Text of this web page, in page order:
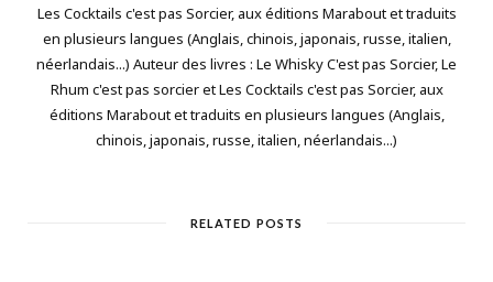
Les Cocktails c'est pas Sorcier, aux éditions Marabout et traduits
en plusieurs langues (Anglais, chinois, japonais, russe, italien,
néerlandais...) Auteur des livres : Le Whisky C'est pas Sorcier, Le
Rhum c'est pas sorcier et Les Cocktails c'est pas Sorcier, aux
éditions Marabout et traduits en plusieurs langues (Anglais,
chinois, japonais, russe, italien, néerlandais...)
RELATED POSTS